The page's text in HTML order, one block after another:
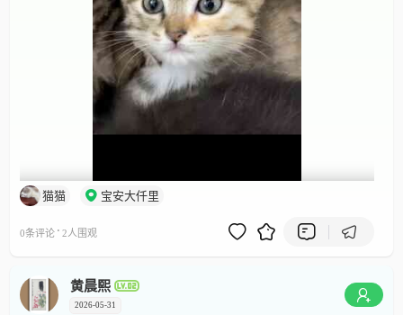
00:00 / 00:40
猫猫 宝安大仟里
0条评论 · 2人围观
黄晨熙
2026-05-31